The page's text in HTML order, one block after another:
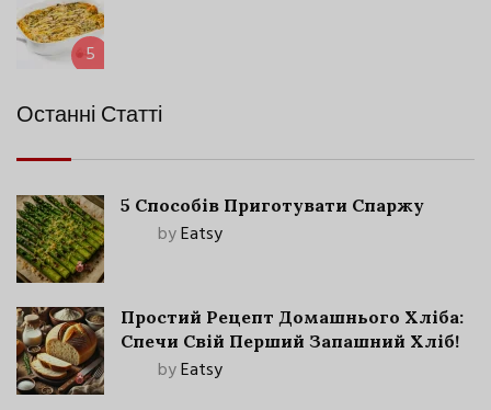
5
Останні Статті
5 Способів Приготувати Спаржу
byEatsy
Простий Рецепт Домашнього Хліба:
Спечи Свій Перший Запашний Хліб!
byEatsy